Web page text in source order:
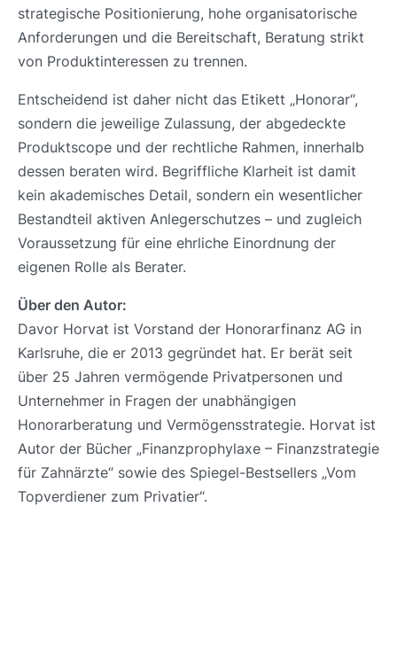
strategische Positionierung, hohe organisatorische
Anforderungen und die Bereitschaft, Beratung strikt
von Produktinteressen zu trennen.
Entscheidend ist daher nicht das Etikett „Honorar“,
sondern die jeweilige Zulassung, der abgedeckte
Produktscope und der rechtliche Rahmen, innerhalb
dessen beraten wird. Begriffliche Klarheit ist damit
kein akademisches Detail, sondern ein wesentlicher
Bestandteil aktiven Anlegerschutzes – und zugleich
Voraussetzung für eine ehrliche Einordnung der
eigenen Rolle als Berater.
Über den Autor:
Davor Horvat ist Vorstand der Honorarfinanz AG in
Karlsruhe, die er 2013 gegründet hat. Er berät seit
über 25 Jahren vermögende Privatpersonen und
Unternehmer in Fragen der unabhängigen
Honorarberatung und Vermögensstrategie. Horvat ist
Autor der Bücher „Finanzprophylaxe – Finanzstrategie
für Zahnärzte“ sowie des Spiegel-Bestsellers „Vom
Topverdiener zum Privatier“.